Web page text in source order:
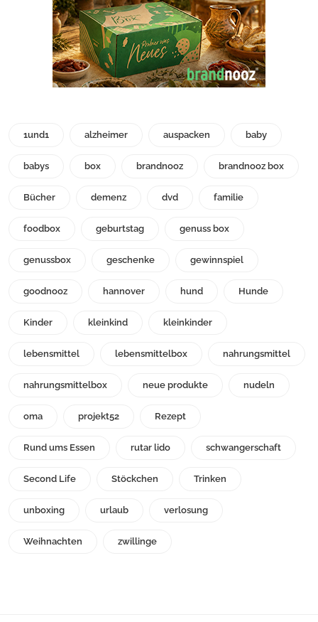
1und1 alzheimer auspacken baby
babys box brandnooz brandnooz box
Bücher demenz dvd familie
foodbox geburtstag genuss box
genussbox geschenke gewinnspiel
goodnooz hannover hund Hunde
Kinder kleinkind kleinkinder
lebensmittel lebensmittelbox nahrungsmittel
nahrungsmittelbox neue produkte nudeln
oma projekt52 Rezept
Rund ums Essen rutar lido schwangerschaft
Second Life Stöckchen Trinken
unboxing urlaub verlosung
Weihnachten zwillinge